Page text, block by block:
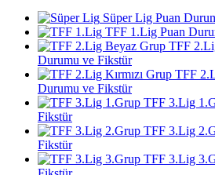
Süper Lig Puan
TFF 1.Lig Puan
TFF
Durumu ve Fikstür
TFF
Durumu ve Fikstür
TFF 3.Lig
Fikstür
TFF 3.Lig
Fikstür
TFF 3.Lig